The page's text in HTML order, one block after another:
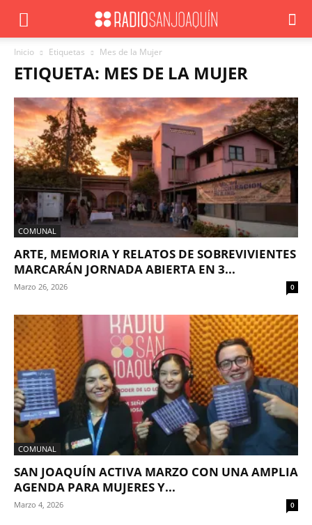
Inicio Etiquetas Mes de la Mujer
ETIQUETA: MES DE LA MUJER
COMUNAL
ARTE, MEMORIA Y RELATOS DE SOBREVIVIENTES
MARCARÁN JORNADA ABIERTA EN 3...
Marzo 26, 2026 0
COMUNAL
SAN JOAQUÍN ACTIVA MARZO CON UNA AMPLIA
AGENDA PARA MUJERES Y...
Marzo 4, 2026 0